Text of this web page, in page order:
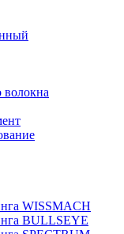
волокна
WISSMACH
BULLSEYE